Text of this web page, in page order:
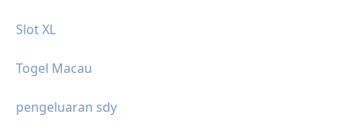
Slot XL
Togel Macau
pengeluaran sdy